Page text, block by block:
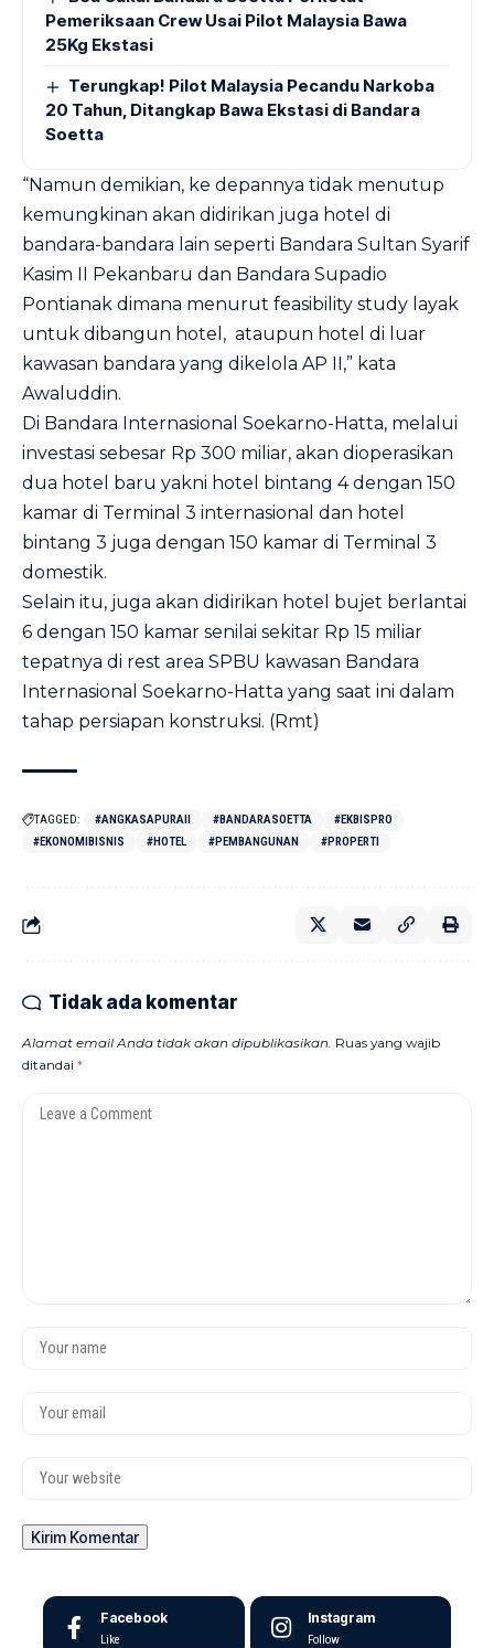
Pemeriksaan Crew Usai Pilot Malaysia Bawa
25Kg Ekstasi
Terungkap! Pilot Malaysia Pecandu Narkoba
20 Tahun, Ditangkap Bawa Ekstasi di Bandara
Soetta
“Namun demikian, ke depannya tidak menutup
kemungkinan akan didirikan juga hotel di
bandara-bandara lain seperti Bandara Sultan Syarif
Kasim II Pekanbaru dan Bandara Supadio
Pontianak dimana menurut feasibility study layak
untuk dibangun hotel, ataupun hotel di luar
kawasan bandara yang dikelola AP II,” kata
Awaluddin.
Di Bandara Internasional Soekarno-Hatta, melalui
investasi sebesar Rp 300 miliar, akan dioperasikan
dua hotel baru yakni hotel bintang 4 dengan 150
kamar di Terminal 3 internasional dan hotel
bintang 3 juga dengan 150 kamar di Terminal 3
domestik.
Selain itu, juga akan didirikan hotel bujet berlantai
6 dengan 150 kamar senilai sekitar Rp 15 miliar
tepatnya di rest area SPBU kawasan Bandara
Internasional Soekarno-Hatta yang saat ini dalam
tahap persiapan konstruksi. (Rmt)
TAGGED: #ANGKASAPURAII #BANDARASOETTA
#EKBISPRO
#EKONOMIBISNIS
#HOTEL #PEMBANGUNAN #PROPERTI
Tidak ada komentar
Alamat email Anda tidak akan dipublikasikan. Ruas yang wajib
ditandai *
Facebook
Like
Instagram
Follow